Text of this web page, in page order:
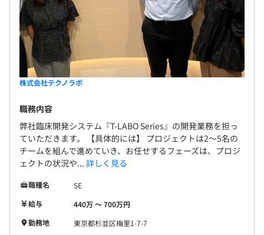
株式会社テクノラボ
職務内容
弊社臨床開発システム『T-LABO Series』の開発業務を担っ
ていただきます。 【具体的には】 プロジェクトは2～5名の
チームを組んで進めていき、お任せするフェーズは、プロジ
ェクトの状況や... 詳しく見る
職種名
SE
給与
440万 〜 700万円
勤務地
東京都杉並区梅里1-7-7